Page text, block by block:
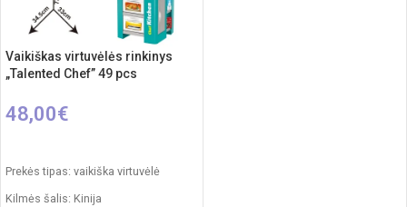
Vaikiškas virtuvėlės rinkinys
„Talented Chef” 49 pcs
48,00€
Prekės tipas: vaikiška virtuvėlė
Kilmės šalis: Kinija